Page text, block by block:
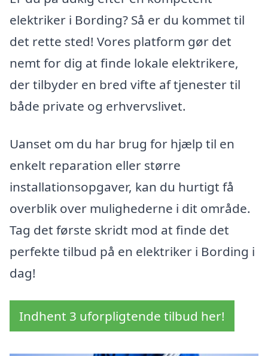
elektriker i Bording? Så er du kommet til
det rette sted! Vores platform gør det
nemt for dig at finde lokale elektrikere,
der tilbyder en bred vifte af tjenester til
både private og erhvervslivet.
Uanset om du har brug for hjælp til en
enkelt reparation eller større
installationsopgaver, kan du hurtigt få
overblik over mulighederne i dit område.
Tag det første skridt mod at finde det
perfekte tilbud på en elektriker i Bording i
dag!
Indhent 3 uforpligtende tilbud her!